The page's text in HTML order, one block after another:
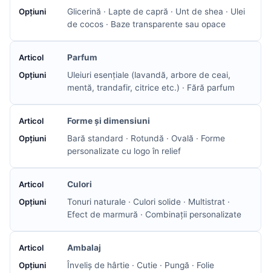
Glicerină · Lapte de capră · Unt de shea · Ulei
de cocos · Baze transparente sau opace
Parfum
Uleiuri esențiale (lavandă, arbore de ceai,
mentă, trandafir, citrice etc.) · Fără parfum
Forme și dimensiuni
Bară standard · Rotundă · Ovală · Forme
personalizate cu logo în relief
Culori
Tonuri naturale · Culori solide · Multistrat ·
Efect de marmură · Combinații personalizate
Ambalaj
Înveliș de hârtie · Cutie · Pungă · Folie